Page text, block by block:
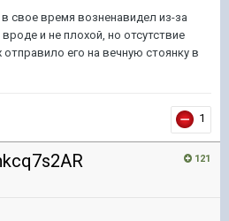
свое время возненавидел из-за
и не плохой, но отсутствие
его на вечную стоянку в
1
121